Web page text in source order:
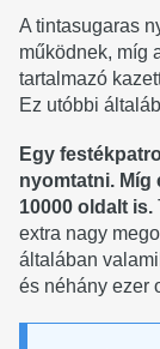
A tintasugaras
működnek, míg
tartalmazó
Ez utóbbi
Egy
nyomtatni. Míg
10000 oldalt is.
extra nagy
általában
és néhány ezer